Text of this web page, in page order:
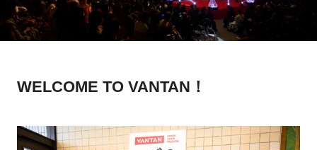
WELCOME TO VANTAN！